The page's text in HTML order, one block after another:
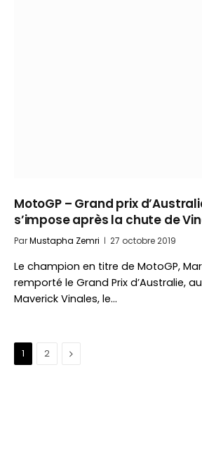
MotoGP – Grand prix
s’impose après la chute de
ParMustapha Zemri 27 octobre 2019
Le champion en titre de MotoGP,
remporté le Grand Prix d’Australie,
Maverick Vinales, le…
1 2 Suivant